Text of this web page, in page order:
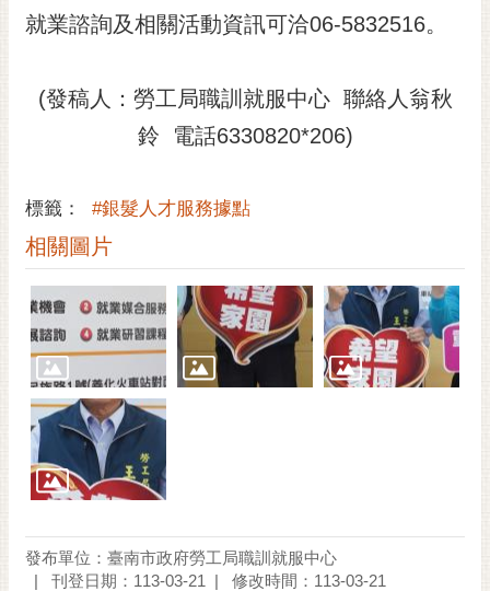
就業諮詢及相關活動資訊可洽06-5832516。
(發稿人：勞工局職訓就服中心 聯絡人翁秋
鈴 電話6330820*206)
標籤： #銀髮人才服務據點
相關圖片
發布單位：臺南市政府勞工局職訓就服中心
刊登日期：113-03-21
修改時間：113-03-21